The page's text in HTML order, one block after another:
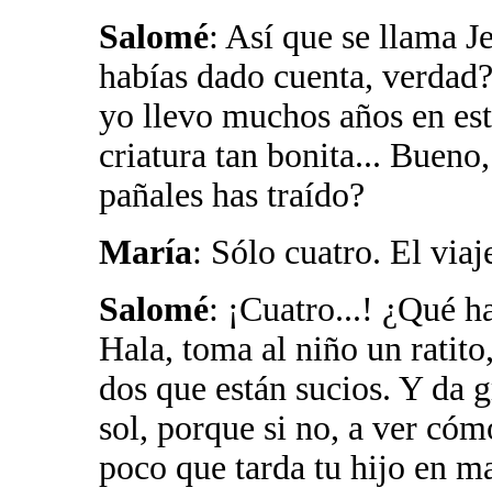
Salomé: Así que se llama
habías dado cuenta,
yo llevo muchos años en
criatura tan bonita...
pañales has traído?
María: Sólo cuatro. El
Salomé: ¡Cuatro...! ¿Qué
Hala, toma al niño un
dos que están sucios. Y da
sol, porque si no, a ver
poco que tarda tu hijo en